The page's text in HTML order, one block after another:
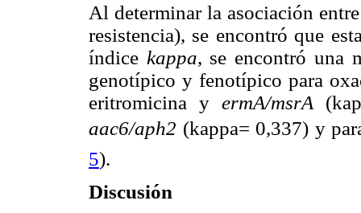
Al determinar la asociación
resistencia), se encontró que
índice kappa, se encontró una
genotípico y fenotípico para
eritromicina yermA/msrA
aac6/aph2 (kappa= 0,337) y
5).
Discusión